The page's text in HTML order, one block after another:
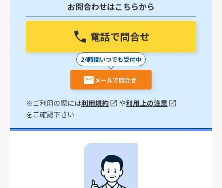
お問合わせはこちらから
電話で問合せ
24時間いつでも受付中
メールで問合せ
※ご利用の際には利用規約 や利用上の注意
をご確認下さい